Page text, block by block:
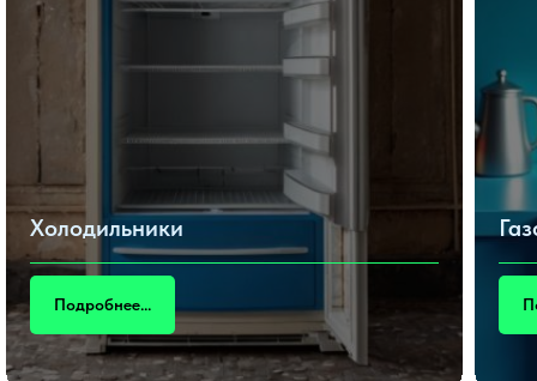
Холодильники
Подробнее...